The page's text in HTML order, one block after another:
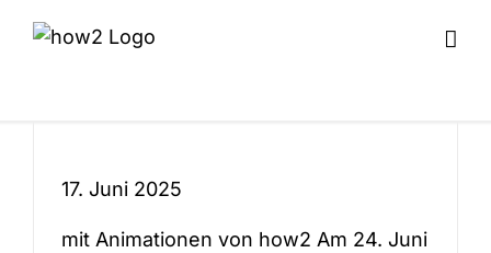
Inhalt
„Welterfolg
Zürcher Seide“ auf
17. Juni 2025
mit Animationen von how2 Am 24. Juni